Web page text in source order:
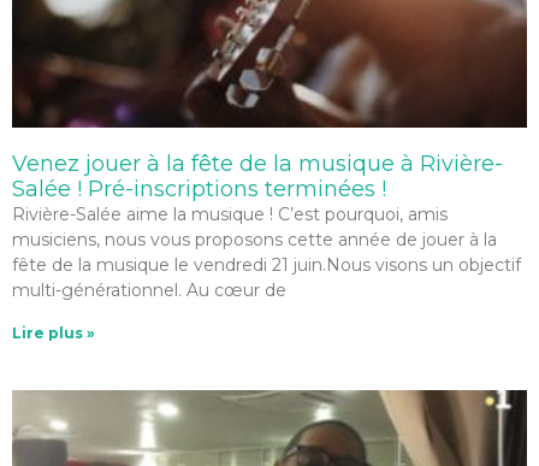
Venez jouer à la fête de la musique à Rivière-
Salée ! Pré-inscriptions terminées !
Rivière-Salée aime la musique ! C’est pourquoi, amis
musiciens, nous vous proposons cette année de jouer à la
fête de la musique le vendredi 21 juin.Nous visons un objectif
multi-générationnel. Au cœur de
Lire plus »